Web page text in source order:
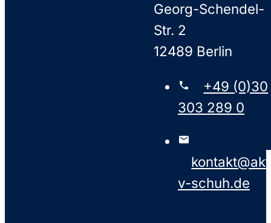
Georg-Schendel-
Str. 2
12489 Berlin
+49 (0)30
303 289 0
v-schuh.de